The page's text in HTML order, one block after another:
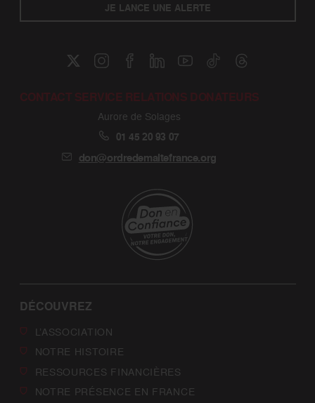
JE LANCE UNE ALERTE
CONTACT SERVICE RELATIONS DONATEURS
Aurore de Solages
01 45 20 93 07
don@ordredemaltefrance.org
DÉCOUVREZ
L’ASSOCIATION
NOTRE HISTOIRE
RESSOURCES FINANCIÈRES
NOTRE PRÉSENCE EN FRANCE